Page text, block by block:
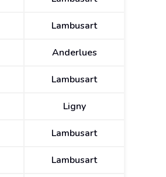
Lambusart
Anderlues
Lambusart
Ligny
Lambusart
Lambusart